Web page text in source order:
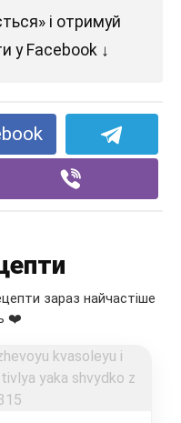
і отримуй
у Facebook ↓
зараз найчастіше
❤️